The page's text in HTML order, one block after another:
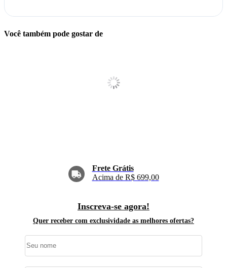
Você também pode gostar de
Frete Grátis
Acima de R$ 699,00
Inscreva-se agora!
Quer receber com exclusividade as melhores ofertas?